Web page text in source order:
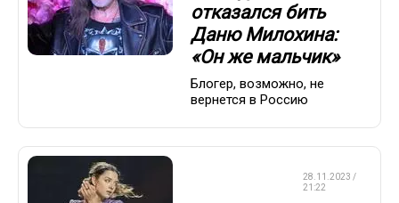
отказался бить
Даню Милохина:
«Он же мальчик»
Блогер, возможно, не
вернется в Россию
28.11.2023 /
21:22